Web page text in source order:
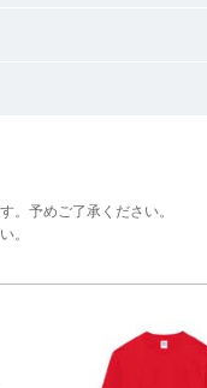
。予めご了承ください。
。